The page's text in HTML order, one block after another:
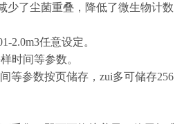
少了尘菌重叠，降低了微生物计数
2.0m3任意设定。
时间等参数。
等参数按页储存，zui多可储存256